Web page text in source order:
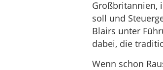
Großbritannien,
soll und
Blairs unter
dabei, die
Wenn schon